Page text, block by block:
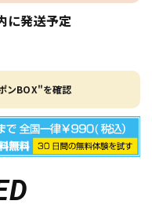
に発送予定
ンBOX"を確認